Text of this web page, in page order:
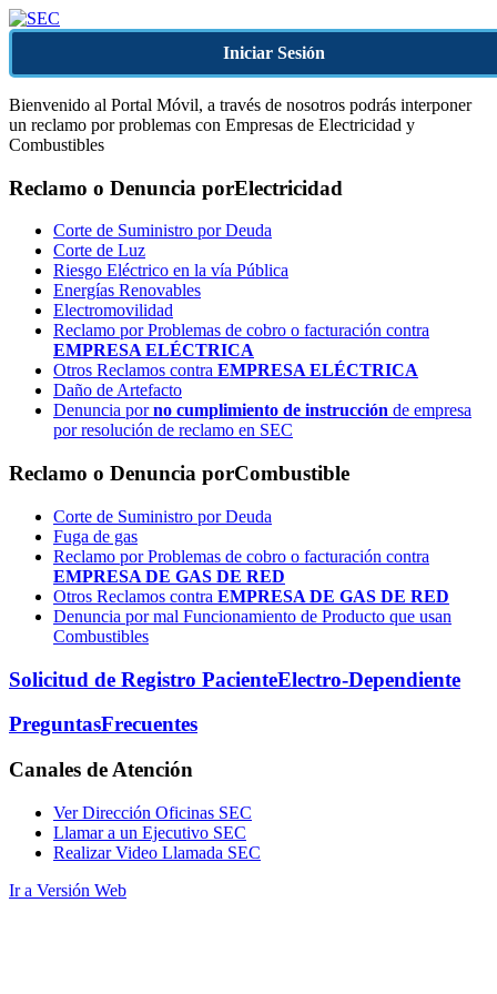
Iniciar Sesión
Bienvenido al Portal Móvil, a través de nosotros podrás interponer
un reclamo por problemas con Empresas de Electricidad y
Combustibles
Reclamo o Denuncia porElectricidad
Corte de Suministro por Deuda
Corte de Luz
Riesgo Eléctrico en la vía Pública
Energías Renovables
Electromovilidad
Reclamo por Problemas de cobro o facturación contra
EMPRESA ELÉCTRICA
Otros Reclamos contra EMPRESA ELÉCTRICA
Daño de Artefacto
Denuncia porno cumplimiento de instrucción de empresa
por resolución de reclamo en SEC
Reclamo o Denuncia porCombustible
Corte de Suministro por Deuda
Fuga de gas
Reclamo por Problemas de cobro o facturación contra
EMPRESA DE GAS DE RED
Otros Reclamos contra EMPRESA DE GAS DE RED
Denuncia por mal Funcionamiento de Producto que usan
Combustibles
Solicitud de Registro PacienteElectro-Dependiente
PreguntasFrecuentes
Canales de Atención
Ver Dirección Oficinas SEC
Llamar a un Ejecutivo SEC
Realizar Video Llamada SEC
Ir a Versión Web